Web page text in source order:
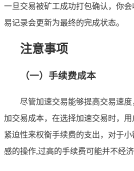
一旦交易被矿工成功打包确认，你
易记录会更新为最终的完成状态。
注意事项
（一）手续费成本
尽管加速交易能够提高交易速
加交易成本，在选择加速交易时，
紧迫性来权衡手续费的支出，对于
感的操作,过高的手续费可能并不经济